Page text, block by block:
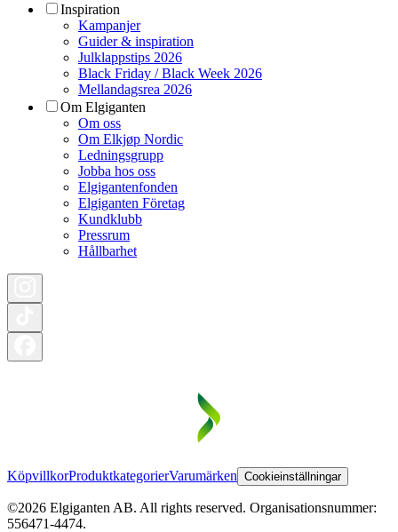
Inspiration
Kampanjer
Guider & inspiration
Julklappstips 2026
Black Friday / Black Week 2026
Mellandagsrea 2026
Om Elgiganten
Om oss
Om Elkjøp Nordic
Ledningsgrupp
Jobba hos oss
Elgigantenfonden
Elgiganten Företag
Kundklubb
Pressrum
Hållbarhet
KöpvillkorProduktkategorierVarumärken Cookieinställningar
©2026 Elgiganten AB. All rights reserved. Organisationsnummer:
556471-4474.